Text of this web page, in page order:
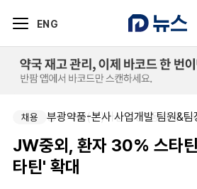
ENG
채용 동성제약(주)아산공장-동성제약
채용 부광약품-본사 사업개발 팀원&팀
JW중외, 환자 30% 스타
타틴' 확대